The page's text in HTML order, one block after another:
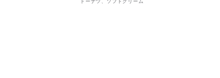
ドーナツ、ソフトクリーム